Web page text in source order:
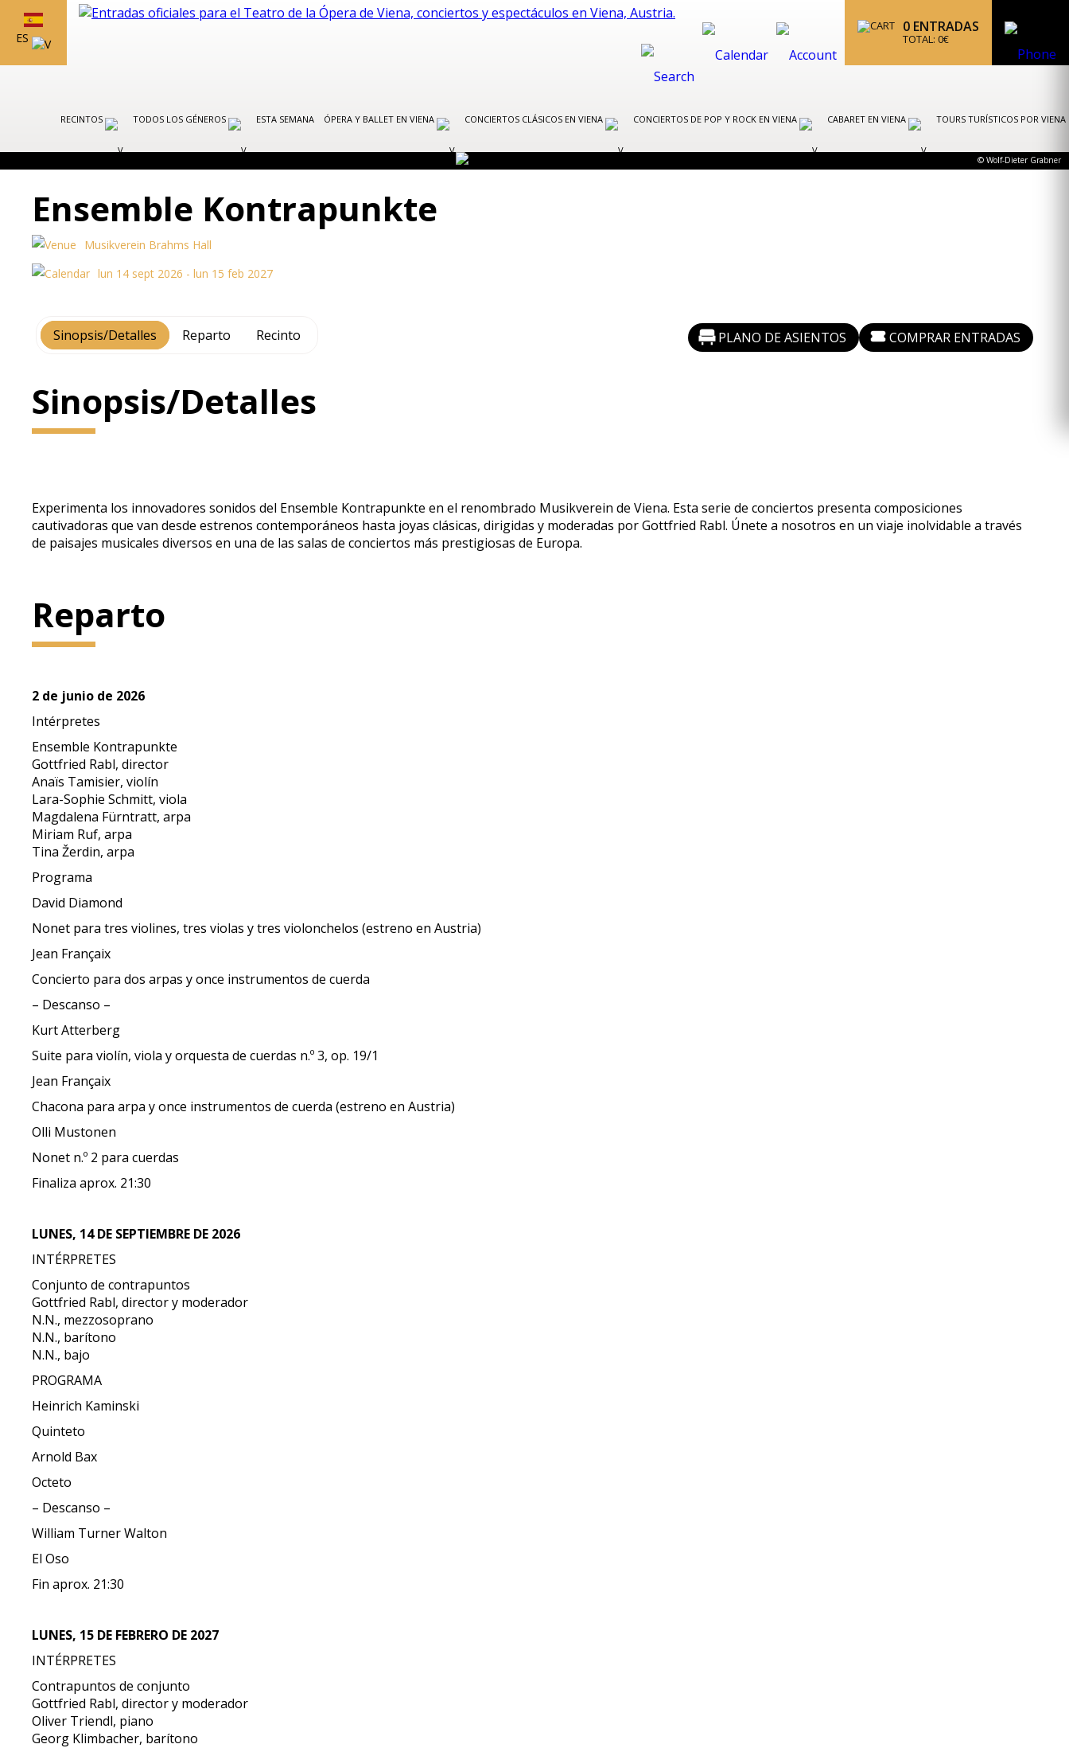
ES
0 ENTRADAS
TOTAL: 0€
RECINTOS TODOS LOS GÉNEROS ESTA SEMANA ÓPERA Y BALLET EN VIENA CONCIERTOS CLÁSICOS EN VIENA CONCIERTOS DE POP Y ROCK EN VIENA CABARET EN VIENA TOURS TURÍSTICOS POR VIENA
© Wolf-Dieter Grabner
Ensemble Kontrapunkte
Musikverein Brahms Hall
lun 14 sept 2026 - lun 15 feb 2027
Sinopsis/Detalles Reparto Recinto PLANO DE ASIENTOS COMPRAR ENTRADAS
Sinopsis/Detalles
Experimenta los innovadores sonidos del Ensemble Kontrapunkte en el renombrado Musikverein de Viena. Esta serie de conciertos presenta composiciones
cautivadoras que van desde estrenos contemporáneos hasta joyas clásicas, dirigidas y moderadas por Gottfried Rabl. Únete a nosotros en un viaje inolvidable a través
de paisajes musicales diversos en una de las salas de conciertos más prestigiosas de Europa.
Reparto
2 de junio de 2026
Intérpretes
Ensemble Kontrapunkte
Gottfried Rabl, director
Anaïs Tamisier, violín
Lara-Sophie Schmitt, viola
Magdalena Fürntratt, arpa
Miriam Ruf, arpa
Tina Žerdin, arpa
Programa
David Diamond
Nonet para tres violines, tres violas y tres violonchelos (estreno en Austria)
Jean Françaix
Concierto para dos arpas y once instrumentos de cuerda
– Descanso –
Kurt Atterberg
Suite para violín, viola y orquesta de cuerdas n.º 3, op. 19/1
Jean Françaix
Chacona para arpa y once instrumentos de cuerda (estreno en Austria)
Olli Mustonen
Nonet n.º 2 para cuerdas
Finaliza aprox. 21:30
LUNES, 14 DE SEPTIEMBRE DE 2026
INTÉRPRETES
Conjunto de contrapuntos
Gottfried Rabl, director y moderador
N.N., mezzosoprano
N.N., barítono
N.N., bajo
PROGRAMA
Heinrich Kaminski
Quinteto
Arnold Bax
Octeto
– Descanso –
William Turner Walton
El Oso
Fin aprox. 21:30
LUNES, 15 DE FEBRERO DE 2027
INTÉRPRETES
Contrapuntos de conjunto
Gottfried Rabl, director y moderador
Oliver Triendl, piano
Georg Klimbacher, barítono